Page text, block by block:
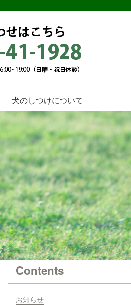
犬のしつけについて
Contents
お知らせ